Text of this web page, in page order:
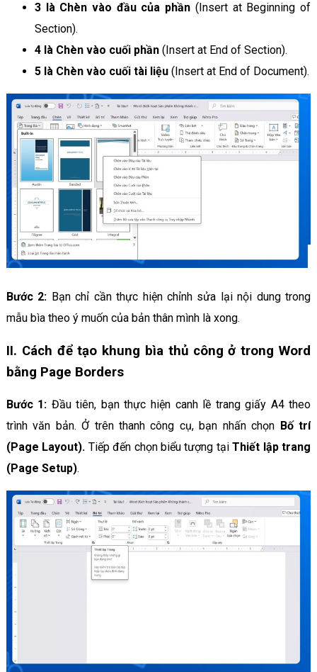
3 là Chèn vào đầu của phần (Insert at Beginning of
Section).
4 là Chèn vào cuối phần (Insert at End of Section).
5 là Chèn vào cuối tài liệu(Insert at End of Document).
Bước 2: Bạn chỉ cần thực hiện chỉnh sửa lại nội dung trong
mẫu bìa theo ý muốn của bản thân mình là xong.
II. Cách để tạo khung bìa thủ công ở trong Word
bằng Page Borders
Bước 1: Đầu tiên, bạn thực hiện canh lề trang giấy A4 theo
trình văn bản. Ở trên thanh công cụ, bạn nhấn chọn Bố trí
(Page Layout). Tiếp đến chọn biểu tượng tạiThiết lập trang
(Page Setup).